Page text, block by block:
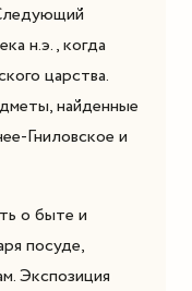
н.э., когда
царства.
найденные
Гниловское и
о быте и
посуде,
Экспозиция